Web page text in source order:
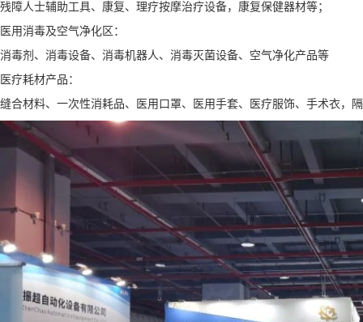
残障人士辅助工具、康复、理疗按摩治疗设备，康复保健器材等；
医用消毒及空气净化区：
消毒剂、消毒设备、消毒机器人、消毒灭菌设备、空气净化产品等
医疗耗材产品：
缝合材料、一次性消耗品、医用口罩、医用手套、医疗服饰、手术衣，